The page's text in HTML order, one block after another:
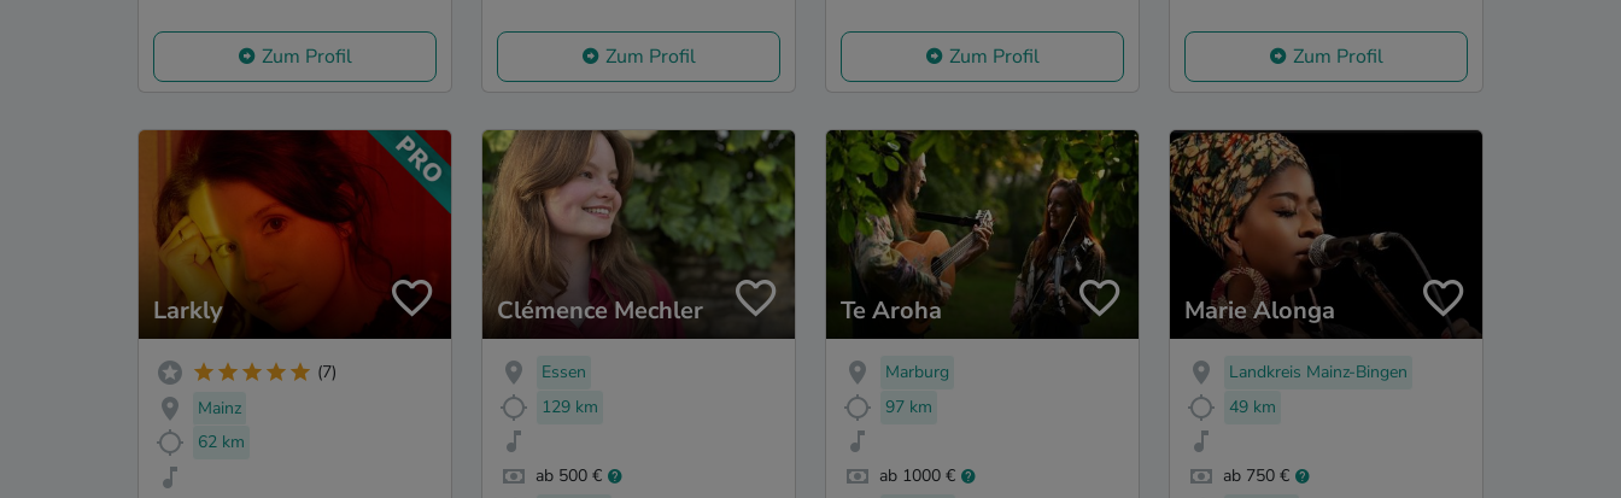
Zum Profil Zum Profil Zum Profil Zum Profil
Larkly
(7)
Mainz
62 km
Clémence Mechler
Essen
129 km
ab 500 €
Te Aroha
Marburg
97 km
ab 1000 €
Marie Alonga
Landkreis Mainz-Bingen
49 km
ab 750 €